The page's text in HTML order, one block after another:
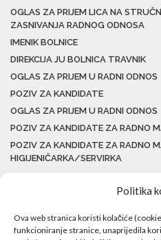
Politika
Ova web stranica koristi kolačiće
funkcioniranje stranice, unaprijedila
OGLAS ZA PRIJEM LICA NA
ZASNIVANJA RADNOG ODNOSA
IMENIK BOLNICE
DIREKCIJA JU BOLNICA TRAVNIK
OGLAS ZA PRIJEM U RADNI ODNOS
POZIV ZA KANDIDATE
OGLAS ZA PRIJEM U RADNI ODNOS
POZIV ZA KANDIDATE ZA RADNO
POZIV ZA KANDIDATE ZA RADNO
HIGIJENIČARKA/SERVIRKA